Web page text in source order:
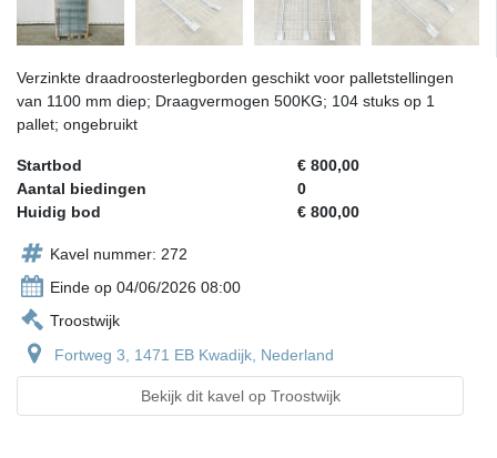
Verzinkte draadroosterlegborden geschikt voor palletstellingen
van 1100 mm diep; Draagvermogen 500KG; 104 stuks op 1
pallet; ongebruikt
Startbod
€ 800,00
Aantal biedingen
0
Huidig bod
€ 800,00
Kavel nummer: 272
Einde op 04/06/2026 08:00
Troostwijk
Fortweg 3, 1471 EB Kwadijk, Nederland
Bekijk dit kavel op Troostwijk